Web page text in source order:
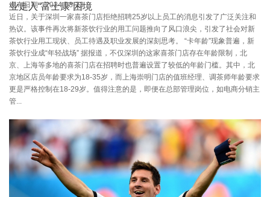
业走入“富士康”困境
发布日期：2024-08-23
近日，关于深圳一家喜茶门店拒绝招聘25岁以上员工的消息引发了广泛关注和
热议。该事件再次将新茶饮行业的用工问题推向了风口浪尖，引发了社会对新
茶饮行业用工现状、员工待遇及职业发展的深刻思考。 “卡年龄”现象普遍，新
茶饮行业成“年轻战场” 据报道，不仅深圳的这家喜茶门店存在年龄限制，北
京、上海等多地的喜茶门店在招聘时也普遍设置了较低的年龄门槛。其中，北
京地区店员年龄要求为18-35岁，而上海崇明门店的值班经理、调茶师年龄要求
更是严格控制在18-29岁。值得注意的是，即便在总部管理岗位，如电商分销主
管...